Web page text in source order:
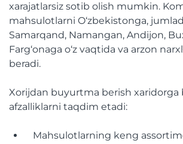
xarajatlarsiz sotib olish mumkin.
mahsulotlarni O‘zbekistonga,
Samarqand, Namangan, Andijon,
Farg‘onaga o‘z vaqtida va arzon
beradi.
Xorijdan buyurtma berish xaridorga
afzalliklarni taqdim etadi:
Mahsulotlarning keng